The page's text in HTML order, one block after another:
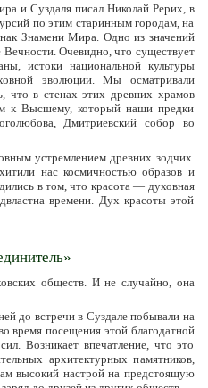
и Суздаля писал Николай Рерих, в
по этим старинным городам, на
Знамени Мира. Одно из значений
Очевидно, что существует
истоки национальной культуры
эволюции. Мы осматривали
что в стенах этих древних храмов
к Высшему, который наши предки
Дмитриевский собор во
устремлением древних зодчих.
нас космичностью образов и
в том, что красота — духовная
времени. Дух красоты этой
обществ. И не случайно, она
до встречи в Суздале побывали на
посещения этой благодатной
Возникает впечатление, что это
архитектурных памятников,
высокий настрой на предстоящую